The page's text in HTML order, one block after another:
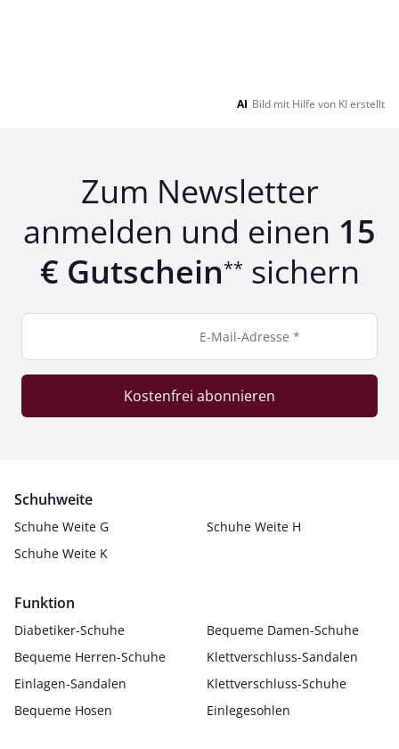
AI Bild mit Hilfe von KI erstellt
Zum Newsletter
anmelden und einen 15
€ Gutschein** sichern
E-Mail-Adresse *
Kostenfrei abonnieren
Schuhweite
Schuhe Weite G
Schuhe Weite H
Schuhe Weite K
Funktion
Diabetiker-Schuhe
Bequeme Damen-Schuhe
Bequeme Herren-Schuhe
Klettverschluss-Sandalen
Einlagen-Sandalen
Klettverschluss-Schuhe
Bequeme Hosen
Einlegesohlen